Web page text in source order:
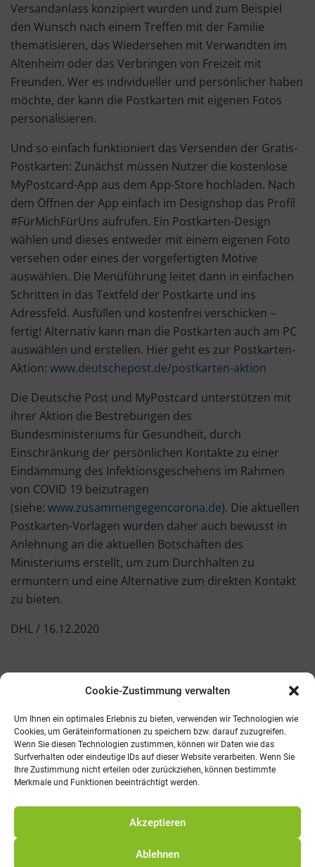
Cookie-Zustimmung verwalten
Um Ihnen ein optimales Erlebnis zu bieten, verwenden wir Technologien wie
Cookies, um Geräteinformationen zu speichern bzw. darauf zuzugreifen.
Wenn Sie diesen Technologien zustimmen, können wir Daten wie das
Surfverhalten oder eindeutige IDs auf dieser Website verarbeiten. Wenn Sie
Ihre Zustimmung nicht erteilen oder zurückziehen, können bestimmte
Merkmale und Funktionen beeinträchtigt werden.
Akzeptieren
Ablehnen
Versandanlass konzipiert wurden und zum Beispiel
den Wunsch nach einem Treffen mit der Familie
thematisieren, das Wiedersehen mit Verwandten im
Altenheim oder das Verbringen von Freizeit mit
Freunden. Wer es individueller und persönlicher haben
möchte, der kann die Postkarten mit eigenen Fotos
personalisieren.
Und so einfach funktioniert das Versenden der Gratis-
Postkarten: Zunächst müssen Nutzer die kostenlose
MyPostcard-App aus dem App-Store hochladen. Nach
dem Öffnen der App einfach im Designshop das Profil
#FürMichFürUns aufrufen. Ein Postkarten-Design
wählen und dieses entweder mit einem eigenen Foto
versehen oder eines der vorgefertigten Motive
auswählen. Die Menüführung leitet dann in einfachen
Schritten in das Textfeld der Postkarte und ins
Adressfeld. Ausfüllen und kostenfrei verschicken –
fertig! Alternativ kann man die Postkarten auch am PC
auswählen und erstellen. Hier geht es zur Postkarten-
Aktion: www.deutschepost.de/postkarten-aktion
Die Deutsche Post und MyPostcard unterstützen mit
ihrer Aktion die Bestrebungen des
Bundesministeriums für Gesundheit, durch
Einschränkung der persönlichen Kontakte zu einer
Eindämmung des Infektionsgeschehens im Rahmen
von COVID 19 beizutragen
(siehe: www.zusammengegencorona.de). Die aktuellen
Postkarten-Vorlagen wurden daher auch bewusst in
Anlehnung an die aktuellen Botschaften des
Ministeriums erstellt, um zum Durchhalten zu
ermuntern und eine Alternative zum direkten Kontakt
zu bieten.
DHL / 16.12.2020
Kontakt AGB Fachmedien Cookie-Richtlinie (EU)
Telefon: 0821 242800
E-Mail: info@promv.de
© 2021 Pro Management Verlag